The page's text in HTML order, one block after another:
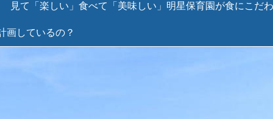
見て「楽しい」食べて「美味しい」明星保育園が食にこだ
しているの？